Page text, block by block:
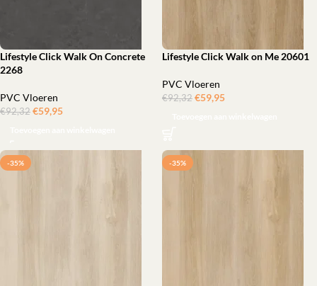
Lifestyle Click Walk On Concrete
2268
PVC Vloeren
€92,32 €59,95
Lifestyle Click Walk on Me 20601
PVC Vloeren
€92,32 €59,95
-35% -35%